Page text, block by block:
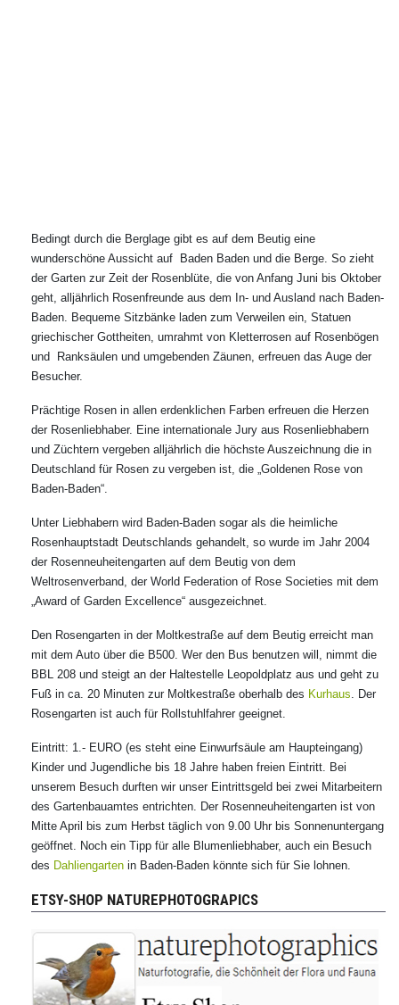
Bedingt durch die Berglage gibt es auf dem Beutig eine
wunderschöne Aussicht auf Baden Baden und die Berge. So zieht
der Garten zur Zeit der Rosenblüte, die von Anfang Juni bis Oktober
geht, alljährlich Rosenfreunde aus dem In- und Ausland nach Baden-
Baden. Bequeme Sitzbänke laden zum Verweilen ein, Statuen
griechischer Gottheiten, umrahmt von Kletterrosen auf Rosenbögen
und Ranksäulen und umgebenden Zäunen, erfreuen das Auge der
Besucher.
Prächtige Rosen in allen erdenklichen Farben erfreuen die Herzen
der Rosenliebhaber. Eine internationale Jury aus Rosenliebhabern
und Züchtern vergeben alljährlich die höchste Auszeichnung die in
Deutschland für Rosen zu vergeben ist, die „Goldenen Rose von
Baden-Baden“.
Unter Liebhabern wird Baden-Baden sogar als die heimliche
Rosenhauptstadt Deutschlands gehandelt, so wurde im Jahr 2004
der Rosenneuheitengarten auf dem Beutig von dem
Weltrosenverband, der World Federation of Rose Societies mit dem
„Award of Garden Excellence“ ausgezeichnet.
Den Rosengarten in der Moltkestraße auf dem Beutig erreicht man
mit dem Auto über die B500. Wer den Bus benutzen will, nimmt die
BBL 208 und steigt an der Haltestelle Leopoldplatz aus und geht zu
Fuß in ca. 20 Minuten zur Moltkestraße oberhalb des Kurhaus. Der
Rosengarten ist auch für Rollstuhlfahrer geeignet.
Eintritt: 1.- EURO (es steht eine Einwurfsäule am Haupteingang)
Kinder und Jugendliche bis 18 Jahre haben freien Eintritt. Bei
unserem Besuch durften wir unser Eintrittsgeld bei zwei Mitarbeitern
des Gartenbauamtes entrichten. Der Rosenneuheitengarten ist von
Mitte April bis zum Herbst täglich von 9.00 Uhr bis Sonnenuntergang
geöffnet. Noch ein Tipp für alle Blumenliebhaber, auch ein Besuch
des Dahliengarten in Baden-Baden könnte sich für Sie lohnen.
ETSY-SHOP NATUREPHOTOGRAPICS